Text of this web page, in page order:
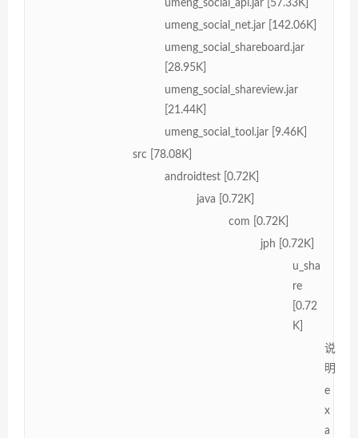
umeng_social_api.jar [57.33K]
umeng_social_net.jar [142.06K]
umeng_social_shareboard.jar
[28.95K]
umeng_social_shareview.jar
[21.44K]
umeng_social_tool.jar [9.46K]
src [78.08K]
androidtest [0.72K]
java [0.72K]
com [0.72K]
jph [0.72K]
u_sha
re
[0.72
K]
说
明
e
x
a